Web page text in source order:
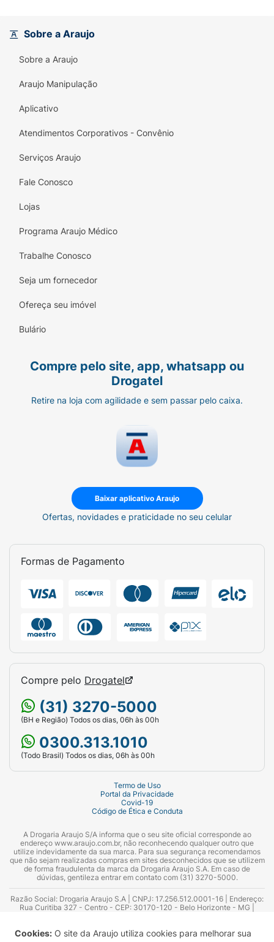
Cookies: O site da Araujo utiliza cookies para melhorar sua
Sobre a Araujo
Sobre a Araujo
Araujo Manipulação
Aplicativo
Atendimentos Corporativos - Convênio
Serviços Araujo
Fale Conosco
Lojas
Programa Araujo Médico
Trabalhe Conosco
Seja um fornecedor
Ofereça seu imóvel
Bulário
Compre pelo site, app, whatsapp ou
Drogatel
Retire na loja com agilidade e sem passar pelo caixa.
Baixar aplicativo Araujo
Ofertas, novidades e praticidade no seu celular
Formas de Pagamento
Compre pelo Drogatel
(31) 3270-5000
(BH e Região) Todos os dias, 06h às 00h
0300.313.1010
(Todo Brasil) Todos os dias, 06h às 00h
Termo de Uso
Portal da Privacidade
Covid-19
Código de Ética e Conduta
A Drogaria Araujo S/A informa que o seu site oficial corresponde ao
endereço www.araujo.com.br, não reconhecendo qualquer outro que
utilize indevidamente da sua marca. Para sua segurança recomendamos
que não sejam realizadas compras em sites desconhecidos que se utilizem
de forma fraudulenta da marca da Drogaria Araujo S.A. Em caso de
dúvidas, gentileza entrar em contato com (31) 3270-5000.
Razão Social: Drogaria Araujo S.A | CNPJ: 17.256.512.0001-16 | Endereço:
Rua Curitiba 327 - Centro - CEP: 30170-120 - Belo Horizonte - MG |
Azevedo Guimarães – CRF 10.965 | Yasmin Silva Alvarenga – CRF 52.584 -